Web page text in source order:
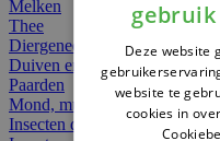
Melken
Thee
Diergeneesmiddelen
Duiven en vogels
Paarden
Mond, muil of snavel
Insecten dieren
gebruik
Deze website
website te
cookies in